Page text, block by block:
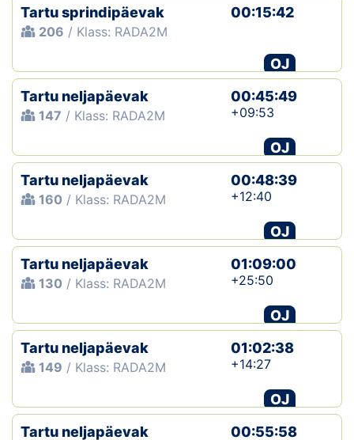
Tartu sprindipäevak
206 / Klass: RADA2M
00:15:42
OJ
Tartu neljapäevak
147 / Klass: RADA2M
00:45:49
+09:53
OJ
Tartu neljapäevak
160 / Klass: RADA2M
00:48:39
+12:40
OJ
Tartu neljapäevak
130 / Klass: RADA2M
01:09:00
+25:50
OJ
Tartu neljapäevak
149 / Klass: RADA2M
01:02:38
+14:27
OJ
Tartu neljapäevak
00:55:58